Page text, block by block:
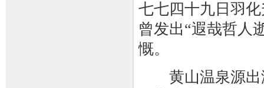
七七四十九日羽
曾发出“遐哉哲人
慨。
黄山温泉源出